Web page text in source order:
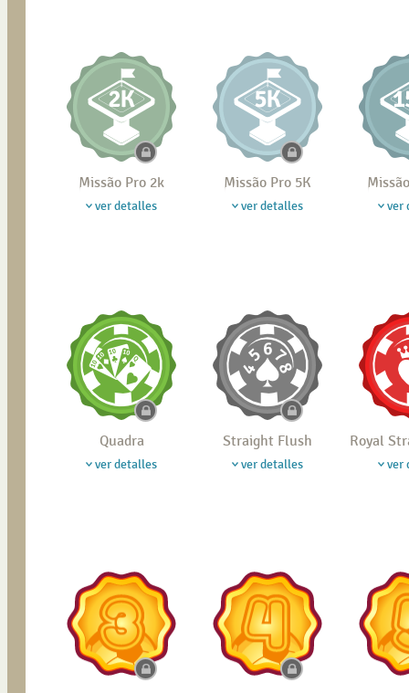
Missão Pro 2k
ver detalles
Missão Pro 5K
ver detalles ver
Quadra
ver detalles
Straight Flush
ver detalles
Royal
ver